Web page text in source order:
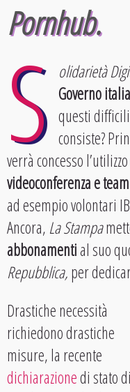
Pornhub.
S olidarietà
Governo
questi
consiste?
verrà concesso
videoconferenza e
ad esempio volontari
Ancora, La Stampa
abbonamential suo
Repubblica,per
Drastiche necessità
richiedono drastiche
misure, la recente
dichiarazionedi stato di